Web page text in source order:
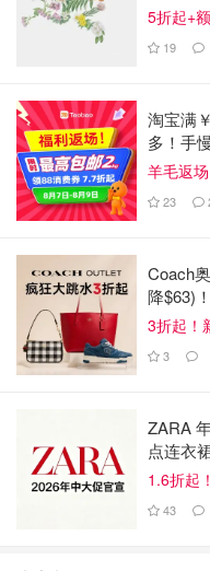
这样惊人的变化自然引
她吃药减肥不算数啊，“
说白了，这就是现实版的
丸"。承认这一点也无妨。
当人们出于非医疗目的
这不是作弊，而是"氪金就
别再推销奥兹匹克了！别
了！
奥兹匹克是专为那些不
5折起+
19
淘宝满
多！手
羊毛返
23
Coach
降$63)！
3折起！
3
ZARA
点连衣
1.6折起
43